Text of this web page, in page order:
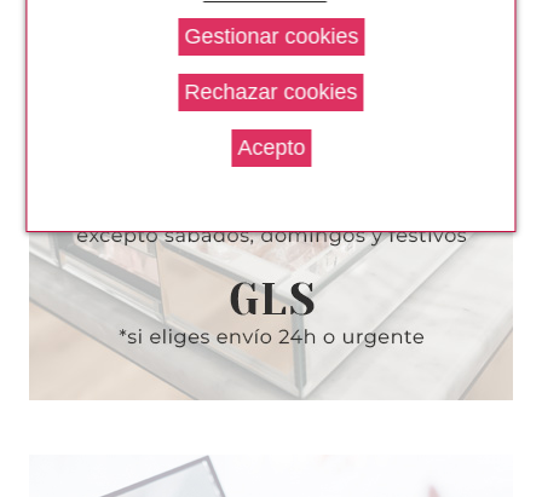
RECOVERY STEP 1 SHAMPOO
250 ML
desde
7.75€
EUGENE PERMA BLUSH CARE
MASCARILLA REVITALIZANTE